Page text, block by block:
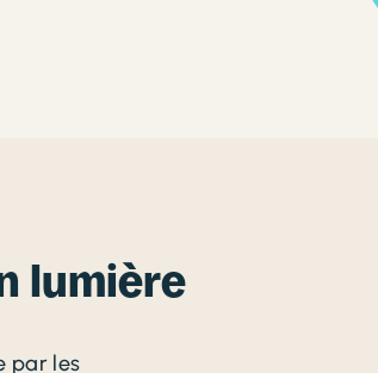
lumière
par les